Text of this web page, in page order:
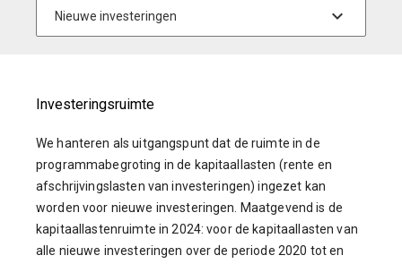
Investeringsruimte
We hanteren als uitgangspunt dat de ruimte in de
programmabegroting in de kapitaallasten (rente en
afschrijvingslasten van investeringen) ingezet kan
worden voor nieuwe investeringen. Maatgevend is de
kapitaallastenruimte in 2024: voor de kapitaallasten van
alle nieuwe investeringen over de periode 2020 tot en